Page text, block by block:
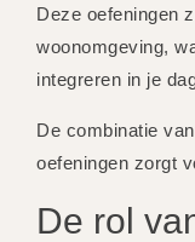
Deze oefeningen
woonomgeving,
integreren in je
De combinatie
oefeningen zorgt
De rol